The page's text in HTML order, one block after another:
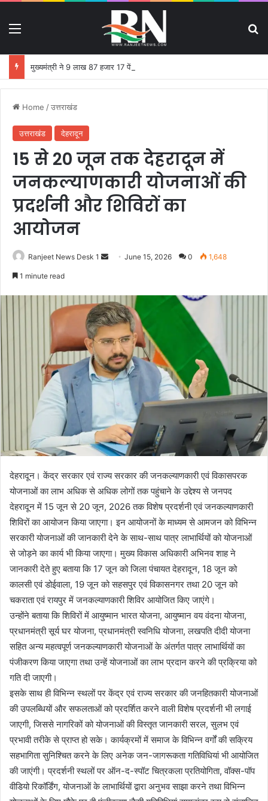
Home /उत्तराखंड
उत्तराखंड देहरादून
15 से 20 जून तक देहरादून में
जनकल्याणकारी योजनाओं की
प्रदर्शनी और शिविरों का
आयोजन
Ranjeet News Desk 1
d
a
n
e
m
a
June 15, 2026 0 1,648
1 minute read
देहरादून। केंद्र सरकार एवं राज्य सरकार की जनकल्याणकारी एवं विकासपरक
योजनाओं का लाभ अधिक से अधिक लोगों तक पहुंचाने के उद्देश्य से जनपद
देहरादून में 15 जून से 20 जून, 2026 तक विशेष प्रदर्शनी एवं जनकल्याणकारी
शिविरों का आयोजन किया जाएगा। इन आयोजनों के माध्यम से आमजन को विभिन्न
सरकारी योजनाओं की जानकारी देने के साथ-साथ पात्र लाभार्थियों को योजनाओं
से जोड़ने का कार्य भी किया जाएगा। मुख्य विकास अधिकारी अभिनव शाह ने
जानकारी देते हुए बताया कि 17 जून को जिला पंचायत देहरादून, 18 जून को
कालसी एवं डोईवाला, 19 जून को सहसपुर एवं विकासनगर तथा 20 जून को
चकराता एवं रायपुर में जनकल्याणकारी शिविर आयोजित किए जाएंगे।
उन्होंने बताया कि शिविरों में आयुष्मान भारत योजना, आयुष्मान वय वंदना योजना,
प्रधानमंत्री सूर्य घर योजना, प्रधानमंत्री स्वनिधि योजना, लखपति दीदी योजना
सहित अन्य महत्वपूर्ण जनकल्याणकारी योजनाओं के अंतर्गत पात्र लाभार्थियों का
पंजीकरण किया जाएगा तथा उन्हें योजनाओं का लाभ प्रदान करने की प्रक्रिया को
गति दी जाएगी।
इसके साथ ही विभिन्न स्थलों पर केंद्र एवं राज्य सरकार की जनहितकारी योजनाओं
की उपलब्धियों और सफलताओं को प्रदर्शित करने वाली विशेष प्रदर्शनी भी लगाई
जाएगी, जिससे नागरिकों को योजनाओं की विस्तृत जानकारी सरल, सुलभ एवं
प्रभावी तरीके से प्राप्त हो सके। कार्यक्रमों में समाज के विभिन्न वर्गों की सक्रिय
सहभागिता सुनिश्चित करने के लिए अनेक जन-जागरूकता गतिविधियां भी आयोजित
की जाएंगी। प्रदर्शनी स्थलों पर ऑन-द-स्पॉट चित्रकला प्रतियोगिता, वॉक्स-पॉप
वीडियो रिकॉर्डिंग, योजनाओं के लाभार्थियों द्वारा अनुभव साझा करने तथा विभिन्न